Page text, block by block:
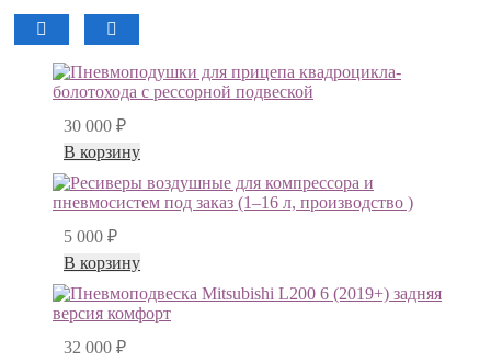
30 000 ₽
В корзину
5 000 ₽
В корзину
32 000 ₽